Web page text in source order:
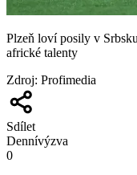
Plzeň loví posily v
africké talenty
Zdroj: Profimedia
Sdílet
Dennívýzva
0